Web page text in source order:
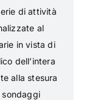
di attività
al
in vista di
dell’intera
alla stesura